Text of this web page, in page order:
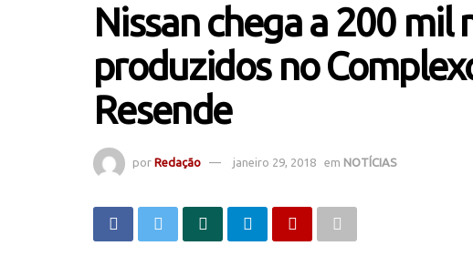
Nissan chega a 200 mil
produzidos no
Resende
por Redação janeiro 29, 2018 em NOTÍCIAS